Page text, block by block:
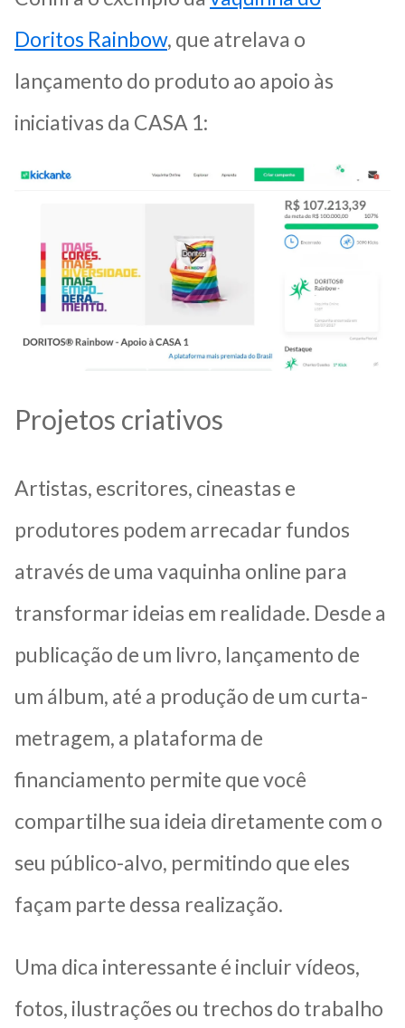
Doritos Rainbow, que atrelava o
lançamento do produto ao apoio às
iniciativas da CASA 1:
Projetos criativos
Artistas, escritores, cineastas e
produtores podem arrecadar fundos
através de uma vaquinha online para
transformar ideias em realidade. Desde a
publicação de um livro, lançamento de
um álbum, até a produção de um curta-
metragem, a plataforma de
financiamento permite que você
compartilhe sua ideia diretamente com o
seu público-alvo, permitindo que eles
façam parte dessa realização.
Uma dica interessante é incluir vídeos,
fotos, ilustrações ou trechos do trabalho